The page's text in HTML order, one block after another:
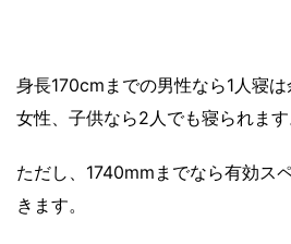
身長170cmまでの男性なら1人寝
女性、子供なら2人でも寝られます
ただし、1740mmまでなら有効ス
きます。